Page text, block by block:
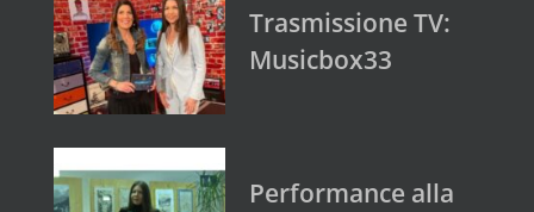
Trasmissione TV:
Musicbox33
Performance alla